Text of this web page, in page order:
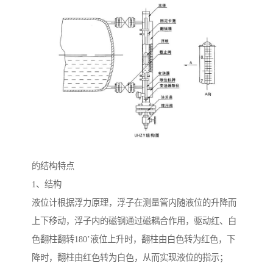
的结构特点
1、结构
液位计根据浮力原理，浮子在测量管内随液位的升降而
上下移动，浮子内的磁钢通过磁耦合作用，驱动红、白
色翻柱翻转180’液位上升时，翻柱由白色转为红色，下
降时，翻柱由红色转为白色，从而实现液位的指示；